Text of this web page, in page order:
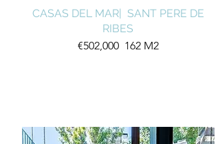
CASAS DEL MAR| SANT PERE DE
RIBES
€502,000 162 M2